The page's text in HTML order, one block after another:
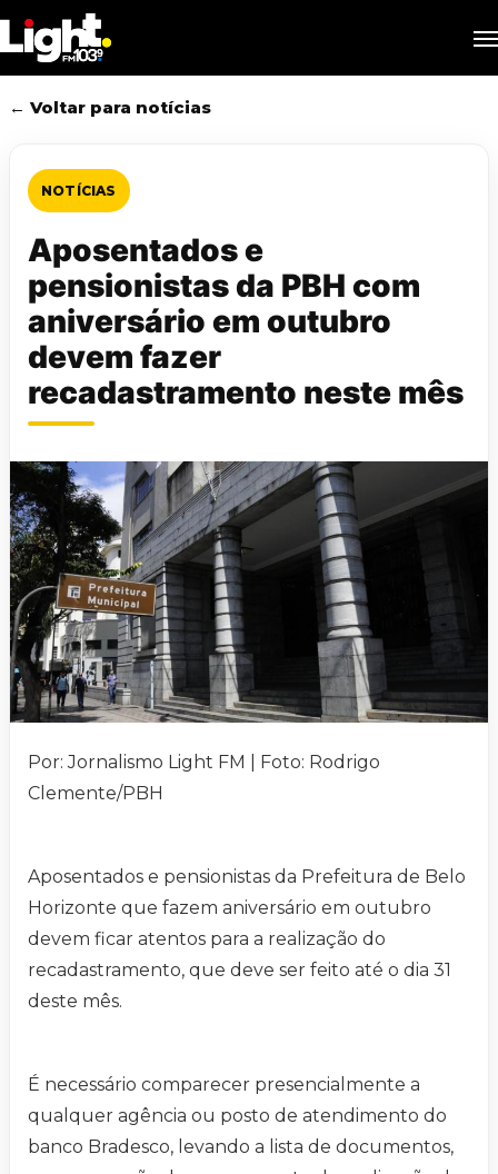
to
main
content
← Voltar para notícias
NOTÍCIAS
Aposentados e
pensionistas da PBH com
aniversário em outubro
devem fazer
recadastramento neste mês
Por: Jornalismo Light FM | Foto: Rodrigo
Clemente/PBH
Aposentados e pensionistas da Prefeitura de Belo
Horizonte que fazem aniversário em outubro
devem ficar atentos para a realização do
recadastramento, que deve ser feito até o dia 31
deste mês.
É necessário comparecer presencialmente a
qualquer agência ou posto de atendimento do
banco Bradesco, levando a lista de documentos,